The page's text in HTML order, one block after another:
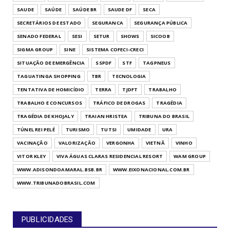
SAUDE
SAÚDE SAÚDE BR SAUDE DF
SECA
SECRETÁRIOS DE ESTADO
SEGURANCA
SEGURANÇA PÚBLICA
SENADO FEDERAL
SESI SETUR SHOWS
SICOOB
SIGMA GROUP
SINE
SISTEMA COFECI-CRECI
SITUAÇÃO DE EMERGÊNCIA
SSPDF STF
TAGPNEUS
TAGUATINGA SHOPPING
TBR
TECNOLOGIA
TENTATIVA DE HOMICÍDIO
TERRA TJDFT
TRABALHO
TRABALHO E CONCURSOS
TRÁFICO DE DROGAS
TRAGÉDIA
TRAGÉDIA DE KHOJALY
TRAIAN HRISTEA
TRIBUNA DO BRASIL
TÚNEL REI PELÉ
TURISMO TUTSI UMIDADE
URA
VACINAÇÃO
VALORIZAÇÃO VERGONHA VIETNÃ
VINHO
VITOR KLEY
VIVA ÁGUAS CLARAS RESIDENCIAL RESORT
WAM GROUP
WWW.ADISONDOAMARAL.BSB.BR
WWW.EIXONACIONAL.COM.BR
WWW.TRIBUNADOBRASIL.COM
PUBLICIDADES